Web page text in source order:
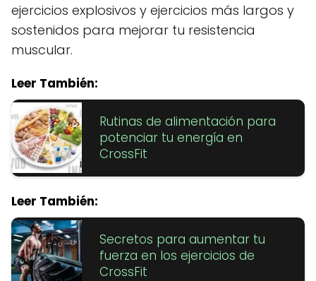
ejercicios explosivos y ejercicios más largos y
sostenidos para mejorar tu resistencia
muscular.
Leer También:
Rutinas de alimentación para
potenciar tu energía en
CrossFit
Leer También:
Secretos para aumentar tu
fuerza en los ejercicios de
CrossFit